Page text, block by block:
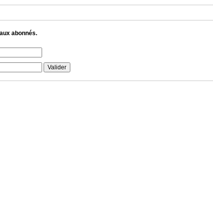
abonnés.